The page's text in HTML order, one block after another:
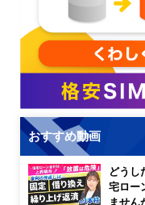
おすすめ動画
どうし
宅ロー
ません